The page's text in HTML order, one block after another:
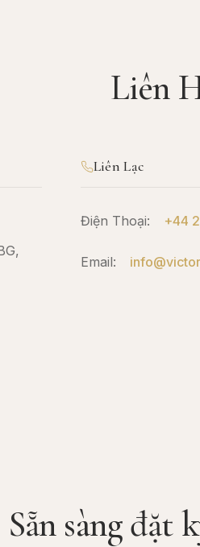
Liên
Liên Lạc
Điện Thoại: +44
Email:
Sẵn sàng đặt